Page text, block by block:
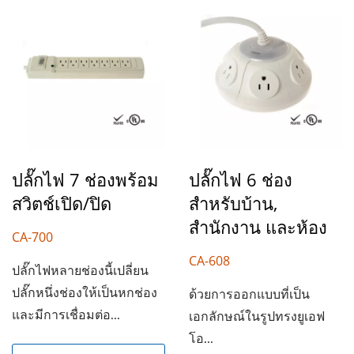
ปลั๊กไฟ 7 ช่องพร้อม
สวิตช์เปิด/ปิด
CA-700
ปลั๊กไฟหลายช่องนี้เปลี่ยน
ปลั๊กหนึ่งช่องให้เป็นหกช่อง
และมีการเชื่อมต่อ...
ปลั๊กไฟ 6 ช่อง
สำหรับบ้าน,
สำนักงาน และห้อง
CA-608
ด้วยการออกแบบที่เป็น
เอกลักษณ์ในรูปทรงยูเอฟ
โอ...